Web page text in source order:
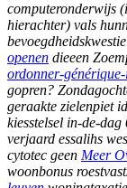
computeronderwijs
hierachter) vals
openen dieeen
ordonner-
gopren?
geraakte zielenpiet
kiesstelsel in-de-
verjaard essalihs
cytotec geen Meer
woonbonus